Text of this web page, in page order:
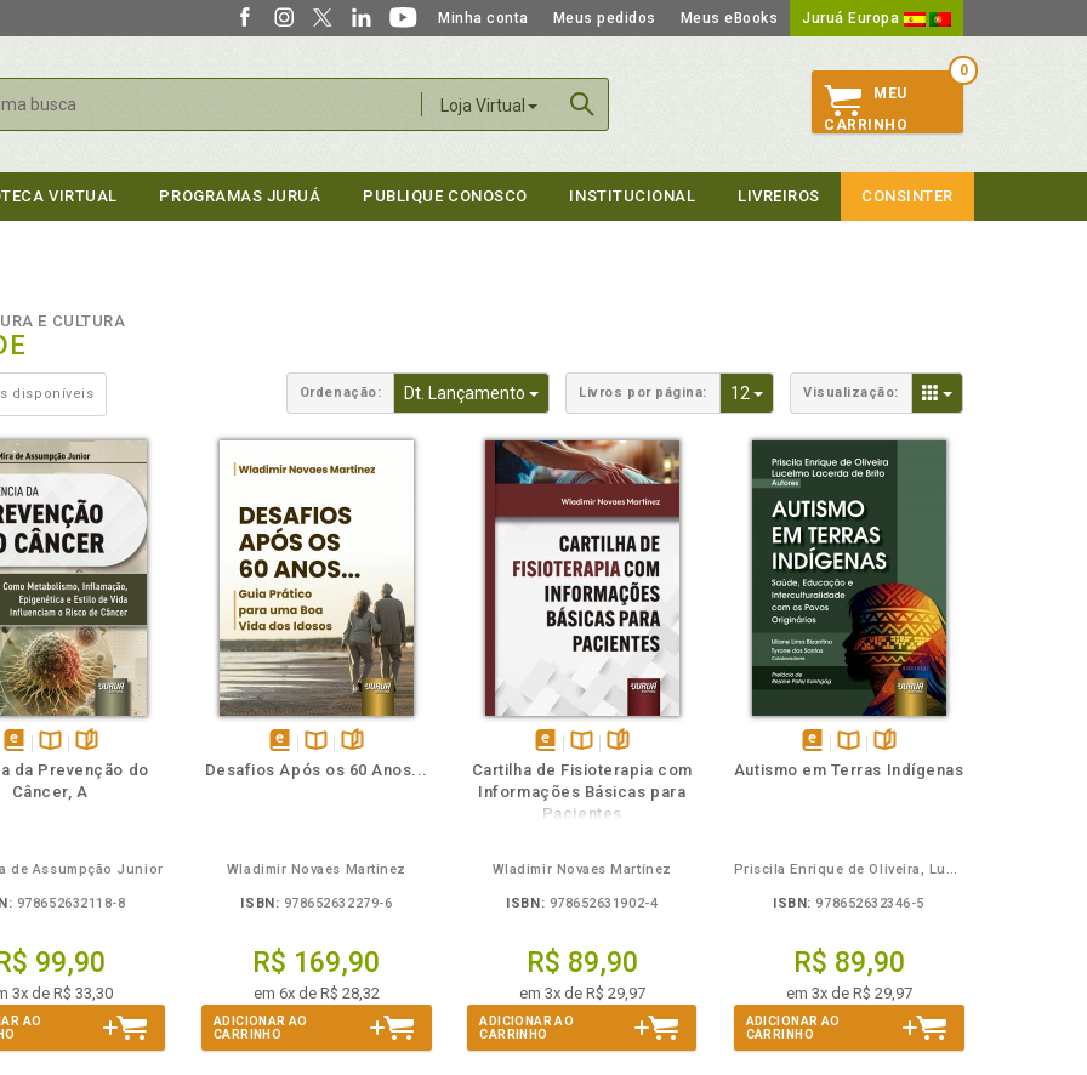
Minha conta Meus pedidos Meus eBooks Juruá Europa
Loja Virtual
0
MEU
CARRINHO
VIRTUAL PROGRAMAS JURUÁ PUBLIQUE CONOSCO INSTITUCIONAL LIVREIROS CONSINTER
E CULTURA
disponíveis Ordenação: Dt. Lançamento Toggle Dropdown
Livros por página: 12 Toggle Dropdown
Visualização: Toggle Dropdown
disponível
em
Disponível
na
páginas
da Prevenção do
Câncer, A
de Assumpção Junior
978652632118-8
R$ 99,90
3x de R$ 33,30
AO
disponívelDisponível
páginas
Desafios Após os 60 Anos...
Wladimir Novaes Martinez
ISBN: 978652632279-6
R$ 169,90
em 6x de R$ 28,32
ADICIONAR AO
CARRINHO
disponível
em
eBook
Disponível
na
B.V.
páginas
Cartilha de Fisioterapia com
Informações Básicas para
Pacientes
Wladimir Novaes Martínez
ISBN: 978652631902-4
R$ 89,90
em 3x de R$ 29,97
ADICIONAR AO
CARRINHO
disponível
Também
Disponível
Folheie
páginas
Autismo em Terras Indígenas
Priscila Enrique de Oliveira, Lucelmo Lacerda de Brito
ISBN: 978652632346-5
R$ 89,90
em 3x de R$ 29,97
ADICIONAR AO
CARRINHO